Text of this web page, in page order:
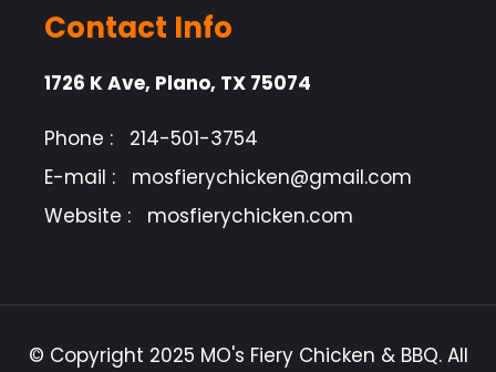
Contact Info
1726 K Ave, Plano, TX 75074
Phone :
214-501-3754
E-mail :
mosfierychicken@gmail.com
Website :
mosfierychicken.com
© Copyright 2025 MO's Fiery Chicken & BBQ. All